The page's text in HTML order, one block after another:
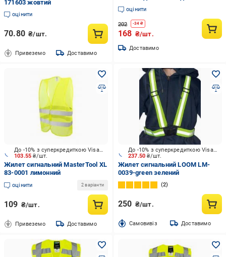
171603 жовтий
оцінити
70.80 ₴/шт.
Привеземо Доставимо
вело поїздок та бігу
(HV4001YER)
оцінити
202 -34 ₴
168 ₴/шт.
Доставимо
103.55₴/шт.
До -10% з суперкредиткою Visa Вигода
Жилет сигнальний MasterTool XL
83-0001 лимонний
оцінити 2 варіанти
109 ₴/шт.
Привеземо Доставимо
237.50₴/шт.
До -10% з суперкредиткою Visa Вигода
Жилет сигнальний LOOM LM-
0039-green зелений
2
250 ₴/шт.
Cамовивіз Доставимо